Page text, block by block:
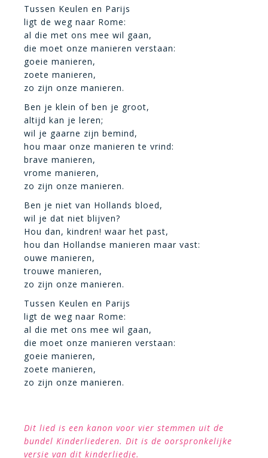
Tussen Keulen en Parijs
ligt de weg naar Rome:
al die met ons mee wil gaan,
die moet onze manieren verstaan:
goeie manieren,
zoete manieren,
zo zijn onze manieren.
Ben je klein of ben je groot,
altijd kan je leren;
wil je gaarne zijn bemind,
hou maar onze manieren te vrind:
brave manieren,
vrome manieren,
zo zijn onze manieren.
Ben je niet van Hollands bloed,
wil je dat niet blijven?
Hou dan, kindren! waar het past,
hou dan Hollandse manieren maar vast:
ouwe manieren,
trouwe manieren,
zo zijn onze manieren.
Tussen Keulen en Parijs
ligt de weg naar Rome:
al die met ons mee wil gaan,
die moet onze manieren verstaan:
goeie manieren,
zoete manieren,
zo zijn onze manieren.
Dit lied is een kanon voor vier stemmen uit de
bundel Kinderliederen. Dit is de oorspronkelijke
versie van dit kinderliedje.